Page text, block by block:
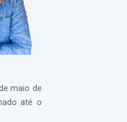
maio de
até o